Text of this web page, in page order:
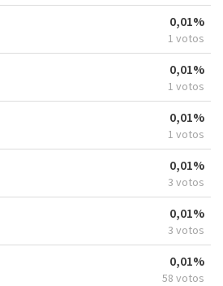
0,01%
1 votos
0,01%
1 votos
0,01%
1 votos
0,01%
3 votos
0,01%
3 votos
0,01%
58 votos